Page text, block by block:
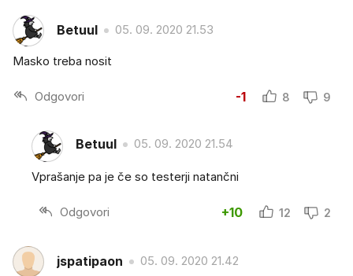
Betuul 05. 09. 2020 21.53
Masko treba nosit
Odgovori -1 8 9
Betuul 05. 09. 2020 21.54
Vprašanje pa je če so testerji natančni
Odgovori +10 12 2
jspatipaon 05. 09. 2020 21.42